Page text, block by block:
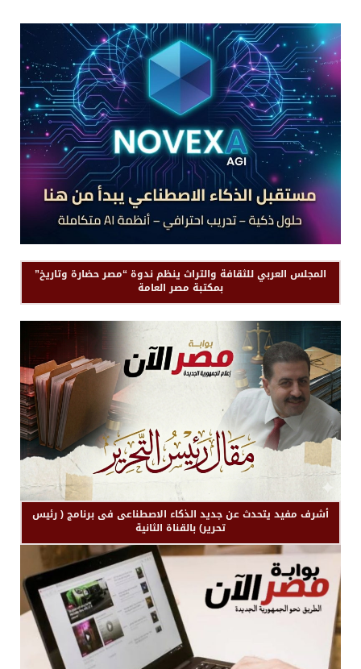
المجلس العربي للثقافة والتراث ينظم ندوة “مصر حضارة وتاريخ”
بمكتبة مصر العامة
أشرف مفيد يتحدث عن جديد الذكاء الاصطناعى فى برنامج ( رئيس
تحرير) بالقناة الثانية